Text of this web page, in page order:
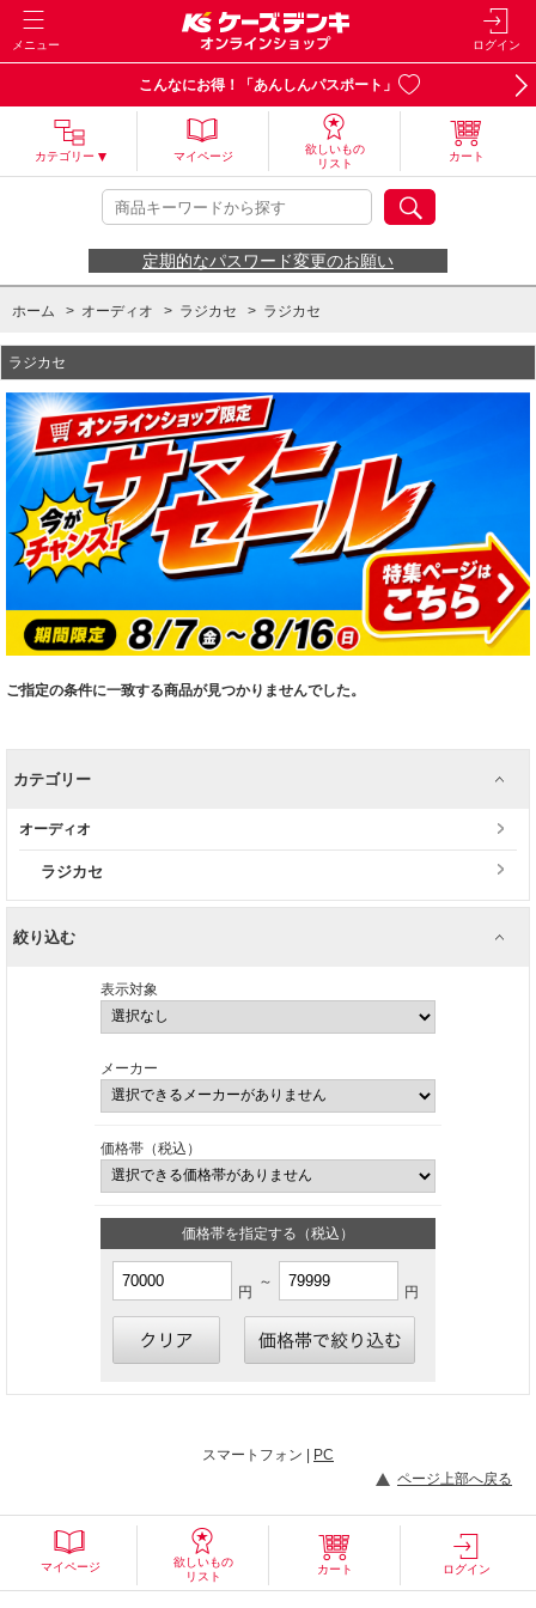
メニュー ログイン
こんなにお得！「あんしんパスポート」
カテゴリー マイページ
欲しいもの
リスト
カート
定期的なパスワード変更のお願い
ホーム > オーディオ > ラジカセ > ラジカセ
ラジカセ
ご指定の条件に一致する商品が見つかりませんでした。
カテゴリー
オーディオ
ラジカセ
絞り込む
表示対象
メーカー
価格帯（税込）
価格帯を指定する（税込）
円
～
円
スマートフォン | PC
ページ上部へ戻る
マイページ
欲しいもの
リスト
カート ログイン